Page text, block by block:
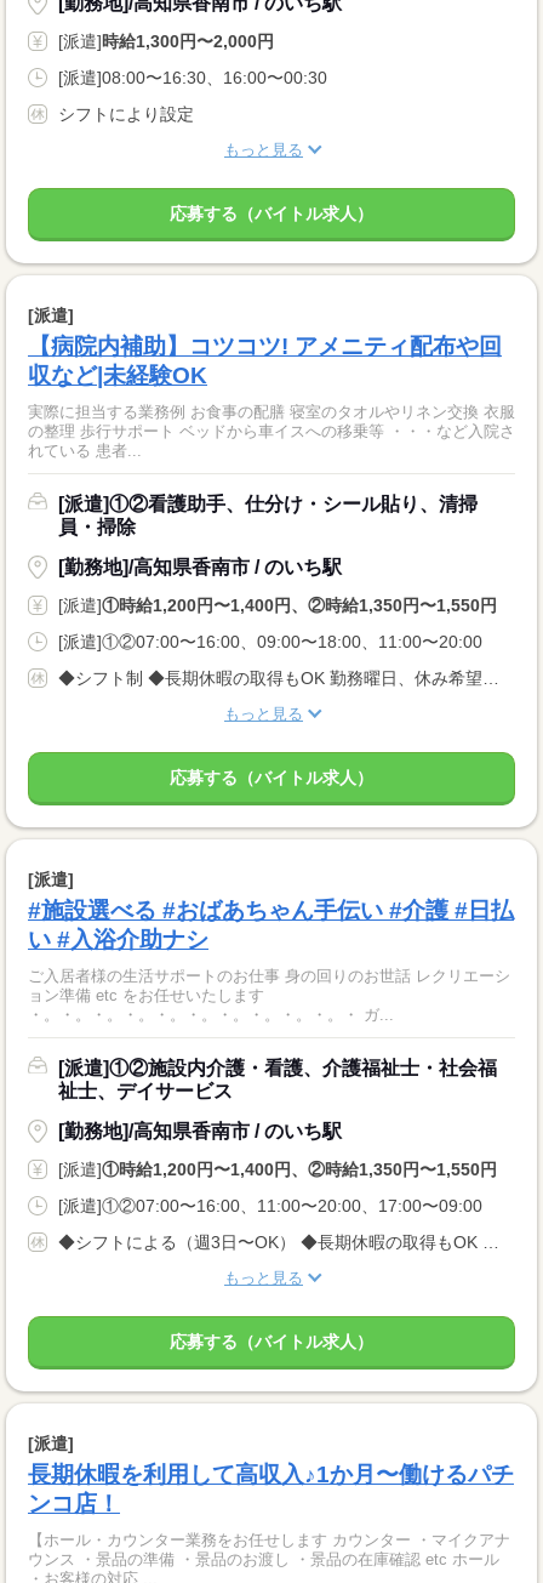
[派遣]時給1,300円〜2,000円
[派遣]08:00〜16:30、16:00〜00:30
シフトにより設定
もっと見る
応募する（バイトル求人）
[派遣]
【病院内補助】コツコツ! アメニティ配布や回
収など|未経験OK
実際に担当する業務例 お食事の配膳 寝室のタオルやリネン交換 衣服
の整理 歩行サポート ベッドから車イスへの移乗等 ・・・など入院さ
れている 患者...
[派遣]①②看護助手、仕分け・シール貼り、清掃
員・掃除
[勤務地]/高知県香南市 / のいち駅
[派遣]①時給1,200円〜1,400円、②時給1,350円〜1,550円
[派遣]①②07:00〜16:00、09:00〜18:00、11:00〜20:00
もっと見る
応募する（バイトル求人）
[派遣]
#施設選べる #おばあちゃん手伝い #介護 #日払
い #入浴介助ナシ
ご入居者様の生活サポートのお仕事 身の回りのお世話 レクリエーシ
ョン準備 etc をお任せいたします
・。・。・。・。・。・。・。・。・。・。・ ガ...
[派遣]①②施設内介護・看護、介護福祉士・社会福
祉士、デイサービス
[勤務地]/高知県香南市 / のいち駅
[派遣]①時給1,200円〜1,400円、②時給1,350円〜1,550円
[派遣]①②07:00〜16:00、11:00〜20:00、17:00〜09:00
もっと見る
応募する（バイトル求人）
[派遣]
長期休暇を利用して高収入♪1か月〜働けるパチ
ンコ店！
【ホール・カウンター業務をお任せします カウンター ・マイクアナ
ウンス ・景品の準備 ・景品のお渡し ・景品の在庫確認 etc ホール
・お客様の対応 ...